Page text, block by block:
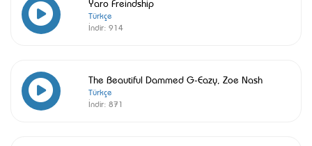
Türkçe
İndir: 914
The Beautiful Dammed G-Eazy, Zoe Nash
Türkçe
İndir: 871